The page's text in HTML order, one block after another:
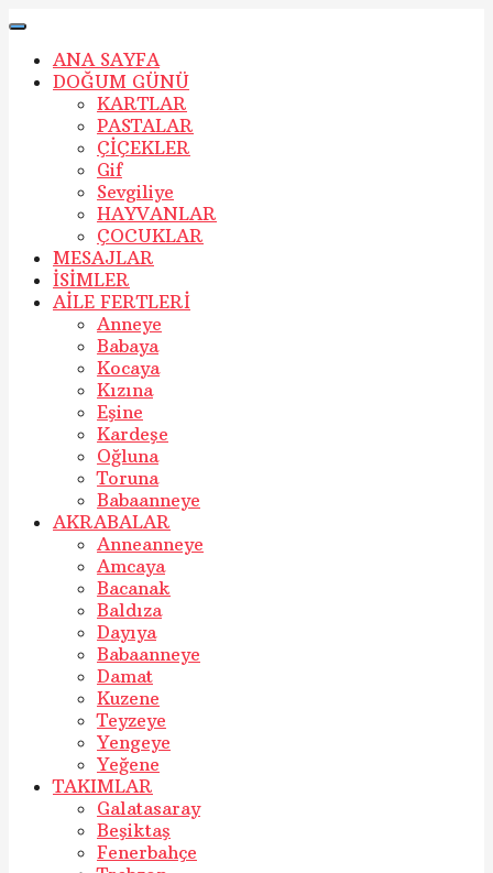
ANA SAYFA
DOĞUM GÜNÜ
KARTLAR
PASTALAR
ÇİÇEKLER
Gif
Sevgiliye
HAYVANLAR
ÇOCUKLAR
MESAJLAR
İSİMLER
AİLE FERTLERİ
Anneye
Babaya
Kocaya
Kızına
Eşine
Kardeşe
Oğluna
Toruna
Babaanneye
AKRABALAR
Anneanneye
Amcaya
Bacanak
Baldıza
Dayıya
Babaanneye
Damat
Kuzene
Teyzeye
Yengeye
Yeğene
TAKIMLAR
Galatasaray
Beşiktaş
Fenerbahçe